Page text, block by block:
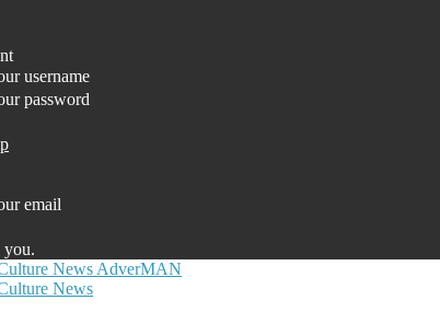
username
password
email
you.
AdverMAN